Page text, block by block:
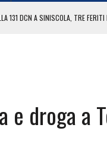
131 DCN A SINISCOLA, TRE FERITI
e droga a